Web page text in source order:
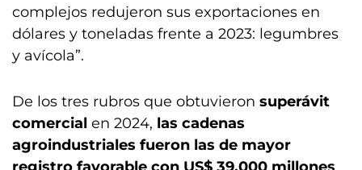
complejos redujeron sus exportaciones en
dólares y toneladas frente a 2023: legumbres
y avícola”.
De los tres rubros que obtuvieron superávit
comercial en 2024, las cadenas
agroindustriales fueron las de mayor